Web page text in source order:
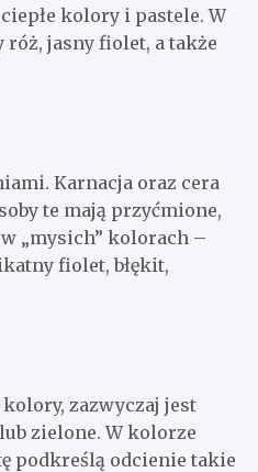
kolory i pastele. W
jasny fiolet, a także
Karnacja oraz cera
te mają przyćmione,
„mysich” kolorach –
fiolet, błękit,
zazwyczaj jest
zielone. W kolorze
podkreślą odcienie takie